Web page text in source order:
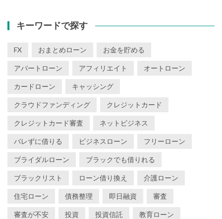
キーワードで探す
FX おまとめローン お金を貯める
アパートローン アフィリエイト オートローン
カードローン キャッシング
クラウドファンディング クレジットカード
クレジットカード審査 ネットビジネス
バレずに借りる ビジネスローン フリーローン
ブライダルローン ブラックでも借りれる
ブラックリスト ローン借り換え 介護ローン
住宅ローン 債務整理 即日融資 審査
審査が不安 投資 投資信託 教育ローン